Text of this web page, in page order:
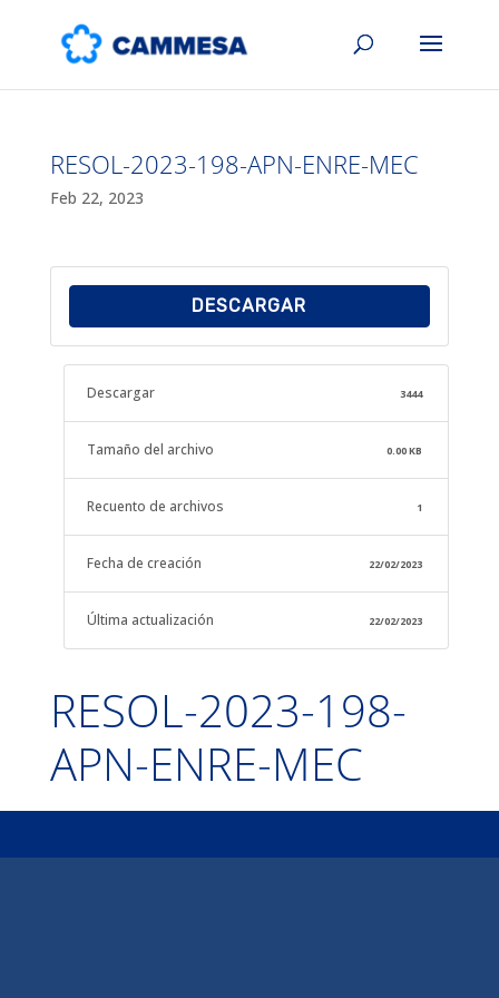
RESOL-2023-198-APN-ENRE-MEC
Feb 22, 2023
DESCARGAR
Descargar 3444
Tamaño del archivo 0.00 KB
Recuento de archivos 1
Fecha de creación 22/02/2023
Última actualización 22/02/2023
RESOL-2023-198-
APN-ENRE-MEC